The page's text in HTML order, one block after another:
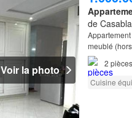
Voir la photo
de
meublé
douches
2 pièces
Cuisine